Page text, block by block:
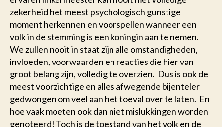
zekerheid het meest psychologisch gunstige
moment herkennen en voorspellen wanneer een
volk in de stemming is een koningin aan te nemen.
We zullen nooit in staat zijn alle omstandigheden,
invloeden, voorwaarden en reacties die hier van
groot belang zijn, volledig te overzien. Dus is ook de
meest voorzichtige en alles afwegende bijenteler
gedwongen om veel aan het toeval over te laten. En
hoe vaak moeten ook dan niet mislukkingen worden
genoteerd! Toch is de toestand van het volk en de